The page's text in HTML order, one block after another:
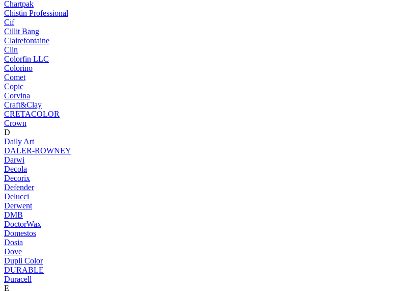
Chartpak
Chistin Professional
Cif
Cillit Bang
Clairefontaine
Clin
Colorfin LLC
Colorino
Comet
Copic
Corvina
Craft&Clay
CRETACOLOR
Crown
D
Daily Art
DALER-ROWNEY
Darwi
Decola
Decorix
Defender
Delucci
Derwent
DMB
DoctorWax
Domestos
Dosia
Dove
Dupli Color
DURABLE
Duracell
E